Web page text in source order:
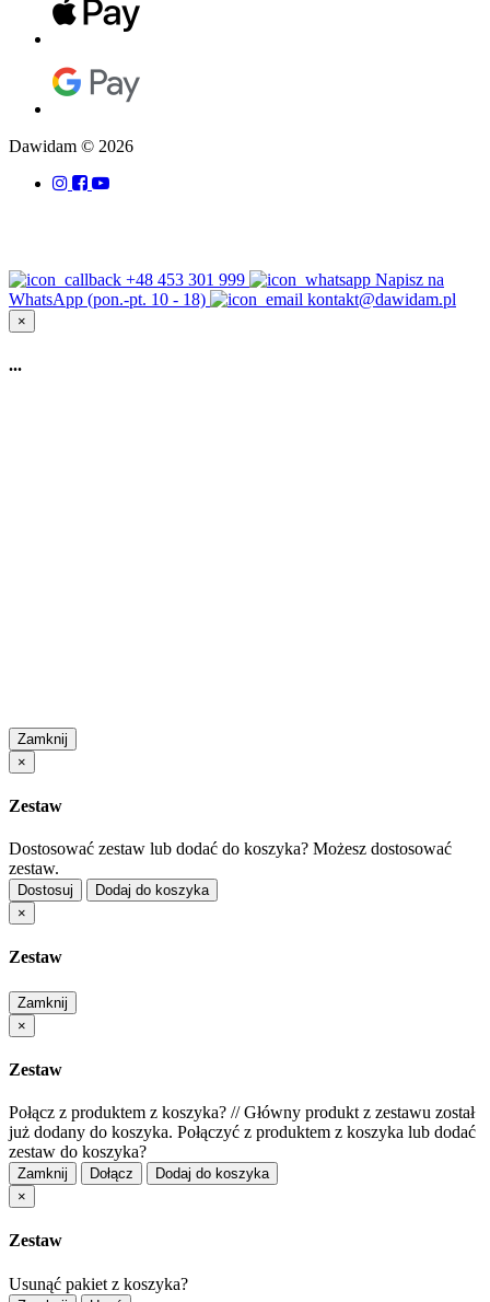
Dawidam © 2026
+48 453 301 999
Napisz na
WhatsApp (pon.-pt. 10 - 18)
kontakt@dawidam.pl
×
...
Zamknij
×
Zestaw
Dostosować zestaw lub dodać do koszyka? Możesz dostosować
zestaw.
Dostosuj
Dodaj do koszyka
×
Zestaw
Zamknij
×
Zestaw
Połącz z produktem z koszyka? //Główny produkt z zestawu został
już dodany do koszyka. Połączyć z produktem z koszyka lub dodać
zestaw do koszyka?
Zamknij Dołącz
Dodaj do koszyka
×
Zestaw
Usunąć pakiet z koszyka?